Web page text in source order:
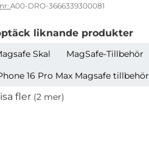
A00-DRO-3666339300081
liknande produkter
Skal MagSafe-Tillbehör
16 Pro Max Magsafe tillbehör
fler (2 mer)